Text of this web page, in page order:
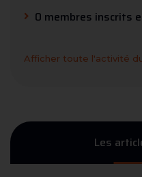
0 membres inscrits
Afficher toute l'activité
Les